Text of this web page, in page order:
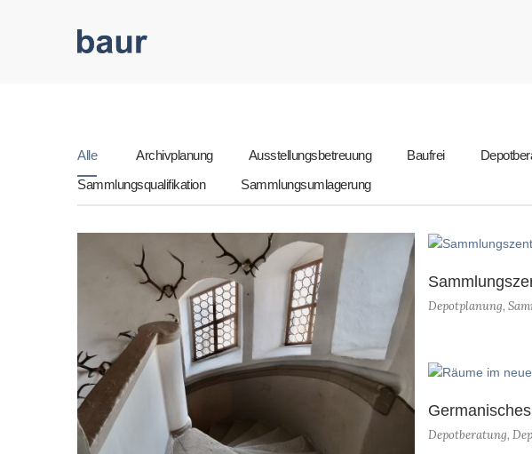
Alle Archivplanung Ausstellungsbetreuung Baufrei
Sammlungsqualifikation
Sammlungsumlagerung
Depotplanung,
Depotberatung,